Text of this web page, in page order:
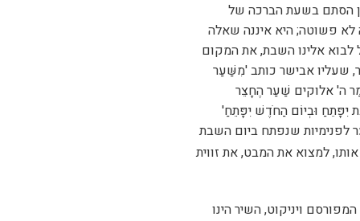
הסתם בשעת הברכה של
לא פשוטה; היא איננה שאלה
אלינו השבת, את המקום
שעליו אבישר כותב 'מִשַּׁעַר
ה' אלוקים שַׁעַר הֶחָצֵר
יִפָּתֵחַ וּבְיוֹם הַחֹדֶשׁ יִפָּתֵחַ'
שנפתח ביום השבת
למצוא את המבט, את זווית
ויניקוט, השיר הינו